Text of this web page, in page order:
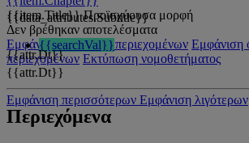
{{item.Title}} Προϊσχύουσα μορφή
Δεν βρέθηκαν αποτελέσματα
Εμφάνιση όλων των περιεχομένων Εμφάνιση
περιεχομένων Εκτύπωση νομοθετήματος
{{data_attributes.Subtitle}}
{{searchVal}}
{{attr.Dt}}
Εμφάνιση περισσότερων Εμφάνιση λιγότερων
{{attr.Dt}}
Περιεχόμενα